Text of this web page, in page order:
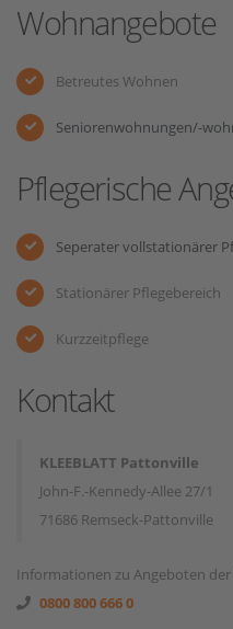
Wohnangebote
Betreutes Wohnen
Seniorenwohnungen/-
Pflegerische
Seperater vollstationärer
Stationärer Pflegebereich
Kurzzeitpflege
Kontakt
KLEEBLATT Pattonville
John-F.-Kennedy-Allee 27/1
71686 Remseck-Pattonville
Informationen zu Angeboten
0800 800 666 0